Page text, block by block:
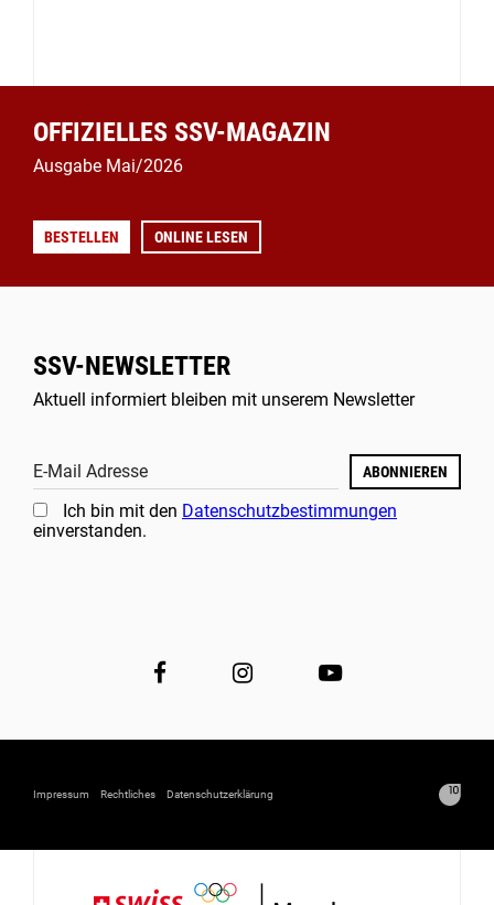
OFFIZIELLES SSV-MAGAZIN
Ausgabe Mai/2026
BESTELLEN ONLINE LESEN
SSV-NEWSLETTER
Aktuell informiert bleiben mit unserem Newsletter
E-Mail Adresse ABONNIEREN
Ich bin mit den Datenschutzbestimmungen
einverstanden.
Impressum Rechtliches Datenschutzerklärung